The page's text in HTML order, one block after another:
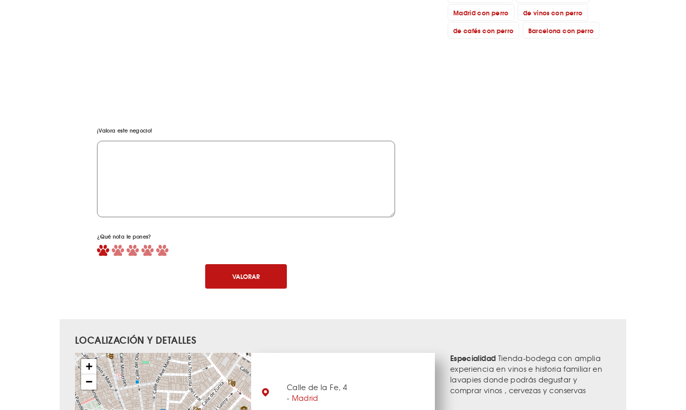
¡Valora este negocio!
¿Qué nota le pones?
VALORAR
Madrid con perro
de vinos con perro
de cafés con perro
Barcelona con perro
LOCALIZACIÓN Y DETALLES
+
−
Calle de la Fe, 4
- Madrid
Especialidad Tienda-bodega con amplia
experiencia en vinos e historia familiar en
lavapies donde podrás degustar y
comprar vinos , cervezas y conservas